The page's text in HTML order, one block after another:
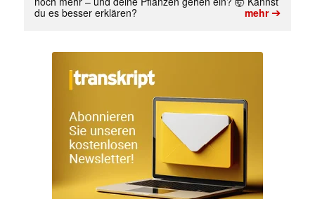
du es besser erklären?
mehr➔